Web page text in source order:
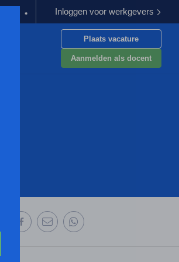
Kabinet werkt aan verbetering aanpak van
Inloggen voor werkgevers
Plaats vacature
Aanmelden als docent